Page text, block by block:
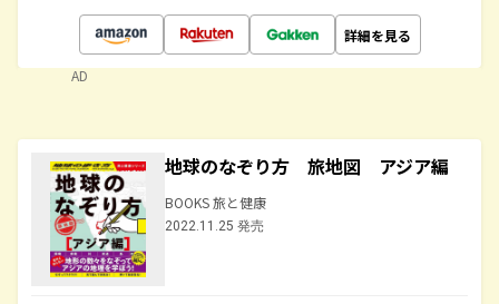
詳細を見る
AD
地球のなぞり方 旅地図 アジア編
BOOKS 旅と健康
2022.11.25 発売